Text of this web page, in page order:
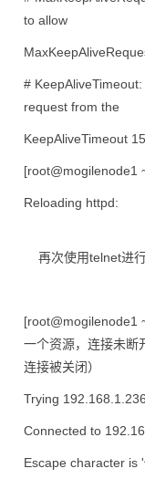
to allow
#
request from the
KeepAliveTimeout 15
[root@mogilenode1
Reloading httpd:
再次使用telnet进行
[root@mogilenode1
一个资源，连接未断
连接被关闭）
Trying
Connected to
Escape character is